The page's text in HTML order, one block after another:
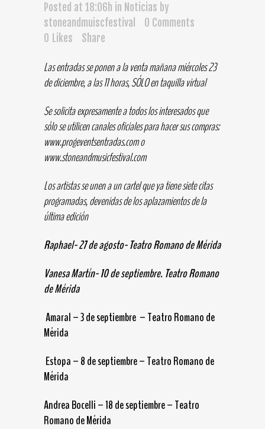
Posted at 18:06h in Noticias by
stoneandmuiscfestival
0 Comments
0 Likes Share
Las entradas se ponen a la venta mañana miércoles 23
de diciembre, a las 11 horas, SÓLO en taquilla virtual
Se solicita expresamente a todos los interesados que
sólo se utilicen canales oficiales para hacer sus compras:
www.progeventsentradas.com o
www.stoneandmusicfestival.com
Los artistas se unen a un cartel que ya tiene siete citas
programadas, devenidas de los aplazamientos de la
última edición
Raphael- 27 de agosto- Teatro Romano de Mérida
Vanesa Martín- 10 de septiembre. Teatro Romano
de Mérida
Amaral – 3 de septiembre – Teatro Romano de
Mérida
Estopa – 8 de septiembre – Teatro Romano de
Mérida
Andrea Bocelli – 18 de septiembre – Teatro
Romano de Mérida